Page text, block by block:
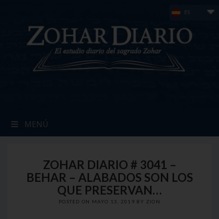
ES
MENÚ
ZOHAR DIARIO # 3041 –
BEHAR – ALABADOS SON LOS
QUE PRESERVAN…
POSTED ON MAYO 13, 2019 BY ZION